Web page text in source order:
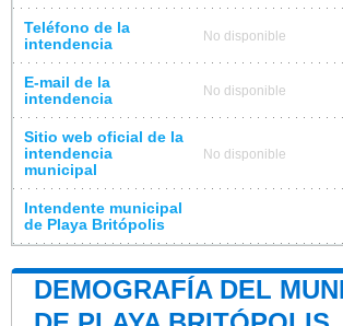
Teléfono de la
intendencia
No disponible
E-mail de la
intendencia
No disponible
Sitio web oficial de la
intendencia
municipal
No disponible
Intendente municipal
de Playa Britópolis
DEMOGRAFÍA DEL